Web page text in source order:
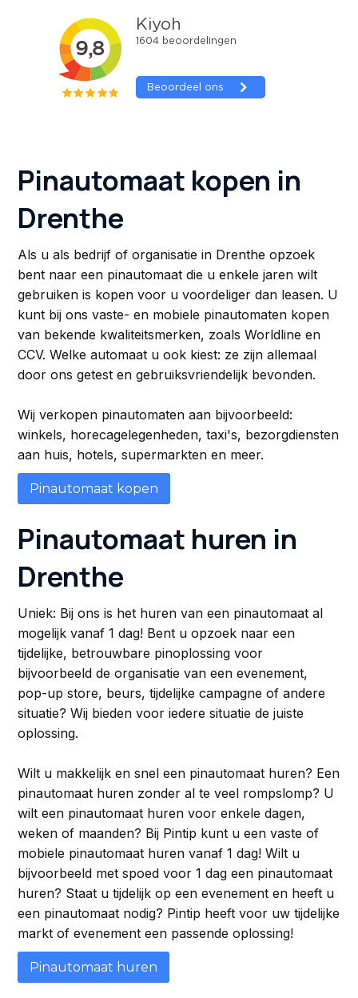
Pinautomaat kopen in
Drenthe
Als u als bedrijf of organisatie in Drenthe opzoek
bent naar een pinautomaat die u enkele jaren wilt
gebruiken is kopen voor u voordeliger dan leasen. U
kunt bij ons vaste- en mobiele pinautomaten kopen
van bekende kwaliteitsmerken, zoals Worldline en
CCV. Welke automaat u ook kiest: ze zijn allemaal
door ons getest en gebruiksvriendelijk bevonden.
Wij verkopen pinautomaten aan bijvoorbeeld:
winkels, horecagelegenheden, taxi's, bezorgdiensten
aan huis, hotels, supermarkten en meer.
Pinautomaat kopen
Pinautomaat huren in
Drenthe
Uniek: Bij ons is het huren van een pinautomaat al
mogelijk vanaf 1 dag! Bent u opzoek naar een
tijdelijke, betrouwbare pinoplossing voor
bijvoorbeeld de organisatie van een evenement,
pop-up store, beurs, tijdelijke campagne of andere
situatie? Wij bieden voor iedere situatie de juiste
oplossing.
Wilt u makkelijk en snel een pinautomaat huren? Een
pinautomaat huren zonder al te veel rompslomp? U
wilt een pinautomaat huren voor enkele dagen,
weken of maanden? Bij Pintip kunt u een vaste of
mobiele pinautomaat huren vanaf 1 dag! Wilt u
bijvoorbeeld met spoed voor 1 dag een pinautomaat
huren? Staat u tijdelijk op een evenement en heeft u
een pinautomaat nodig? Pintip heeft voor uw tijdelijke
markt of evenement een passende oplossing!
Pinautomaat huren